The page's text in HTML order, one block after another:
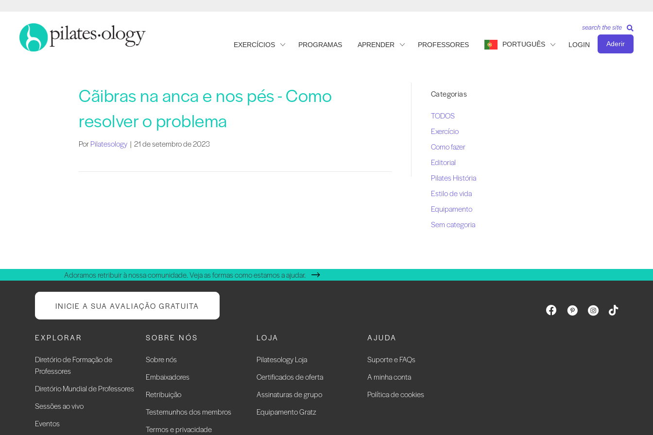
EXERCÍCIOS PROGRAMAS APRENDER PROFESSORES PORTUGUÊS LOGIN Aderir
search the site
Cãibras na anca e nos pés - Como
resolver o problema
PorPilatesology | 21 de setembro de 2023
Categorias
TODOS
Exercício
Como fazer
Editorial
Pilates História
Estilo de vida
Equipamento
Sem categoria
Adoramos retribuir à nossa comunidade. Veja as formas como estamos a ajudar.
INICIE A SUA AVALIAÇÃO GRATUITA
EXPLORAR
Diretório de Formação de
Professores
Diretório Mundial de Professores
Sessões ao vivo
Eventos
SOBRE NÓS
Sobre nós
Embaixadores
Retribuição
Testemunhos dos membros
Termos e privacidade
LOJA
Pilatesology Loja
Certificados de oferta
Assinaturas de grupo
Equipamento Gratz
AJUDA
Suporte e FAQs
A minha conta
Política de cookies